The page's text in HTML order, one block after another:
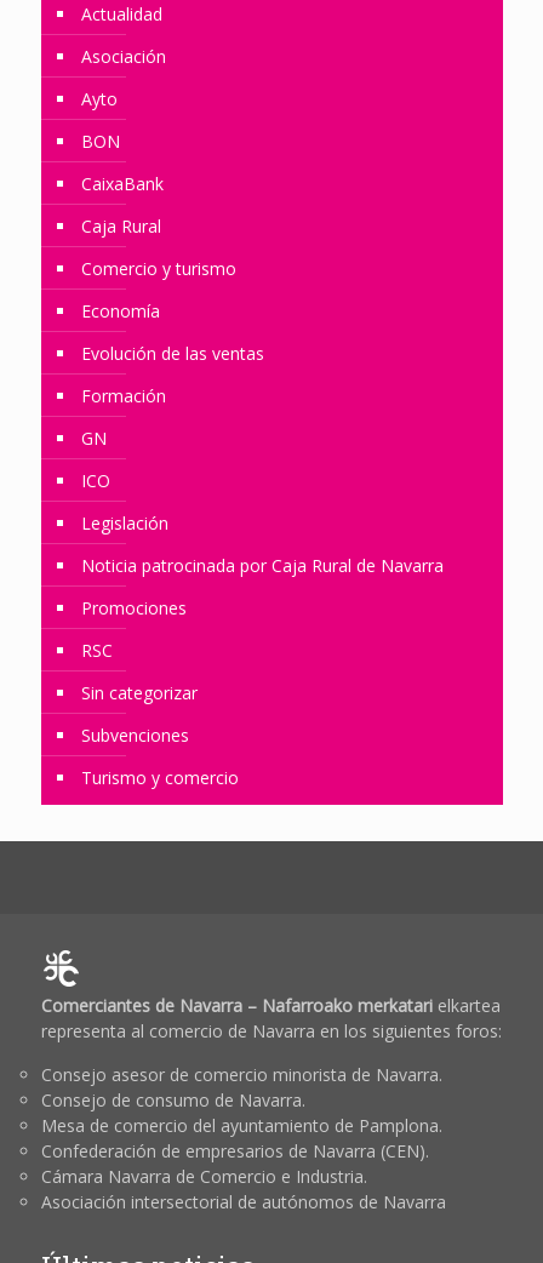
Actualidad
Asociación
Ayto
BON
CaixaBank
Caja Rural
Comercio y turismo
Economía
Evolución de las ventas
Formación
GN
ICO
Legislación
Noticia patrocinada por Caja Rural de Navarra
Promociones
RSC
Sin categorizar
Subvenciones
Turismo y comercio
Comerciantes de Navarra – Nafarroako merkatarielkartea
representa al comercio de Navarra en los siguientes foros:
Consejo asesor de comercio minorista de Navarra.
Consejo de consumo de Navarra.
Mesa de comercio del ayuntamiento de Pamplona.
Confederación de empresarios de Navarra (CEN).
Cámara Navarra de Comercio e Industria.
Asociación intersectorial de autónomos de Navarra